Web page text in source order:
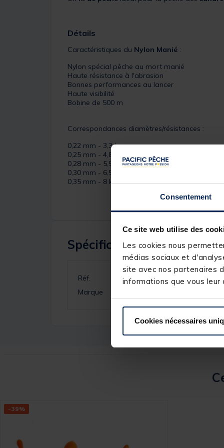
Consentement
Ce site web utilise des
Les cookies nous
médias sociaux et
site avec nos partenaires
informations que vous
Cookies nécessaires
Détails
Caractéristiques du Nylon Manié :
Nylon spécial pêche au mort manié
Haute résistance à l'abrasion
Bonnes performances au lancer
Haute visibilité
Bobine de 500 m
Correspondances diamètres/résistances :
0,22 mm - 3,3 kg
0,25 mm - 4,8 kg
0,28 mm - 5,5 kg
0,30 mm - 6,5 kg
0,35 mm - 8 kg
Spécifications
Réf.
Marque
-39%